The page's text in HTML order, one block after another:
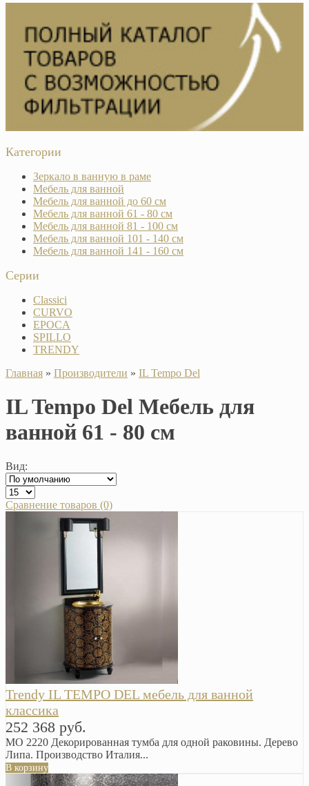
Категории
Зеркало в ванную в раме
Мебель для ванной
Мебель для ванной до 60 см
Мебель для ванной 61 - 80 см
Мебель для ванной 81 - 100 см
Мебель для ванной 101 - 140 см
Мебель для ванной 141 - 160 см
Серии
Classici
CURVO
EPOCA
SPILLO
TRENDY
Главная » Производители » IL Tempo Del
IL Tempo Del Мебель для
ванной 61 - 80 см
Вид:
Сравнение товаров (0)
Trendy IL TEMPO DEL мебель для ванной
классика
252 368 руб.
MO 2220 Декорированная тумба для одной раковины. Дерево
Липа. Производство Италия...
В корзину